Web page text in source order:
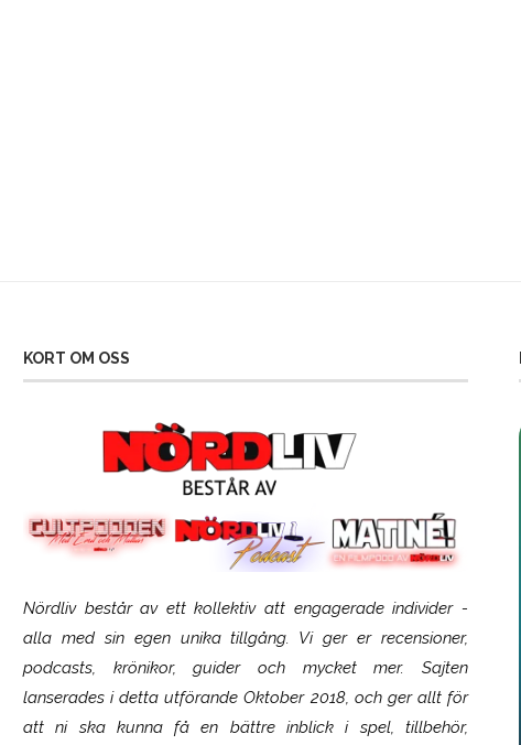
KORT OM OSS
Nördliv består av ett kollektiv att engagerade individer -
alla med sin egen unika tillgång. Vi ger er recensioner,
podcasts, krönikor, guider och mycket mer. Sajten
lanserades i detta utförande Oktober 2018, och ger allt för
att ni ska kunna få en bättre inblick i spel, tillbehör,
SCUF Gaming Omega